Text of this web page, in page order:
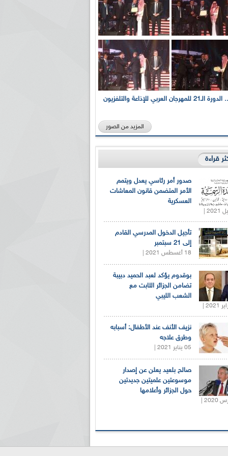
بالصور... الدورة الـ21 للمهرجان العربي للإذاعة والتلفزيون
المزيد من الصور
قراءة
صدور أمر رئاسي يعدل ويتمم
الأمر المتضمن قانون المعاشات
العسكرية
تأجيل الدخول المدرسي القادم
إلى 21 سبتمبر
18 أغسطس 2021 |
بوقدوم يؤكد لعبد الحميد دبيبة
تضامن الجزائر الثابت مع
الشعب الليبي
نزيف الأنف عند الأطفال: أسبابه
وطرق علاجه
05 يناير 2021 |
صالح بلعيد يعلن عن إصدار
موسوعتين علميتين جديدتين
حول الجزائر وأعلامها